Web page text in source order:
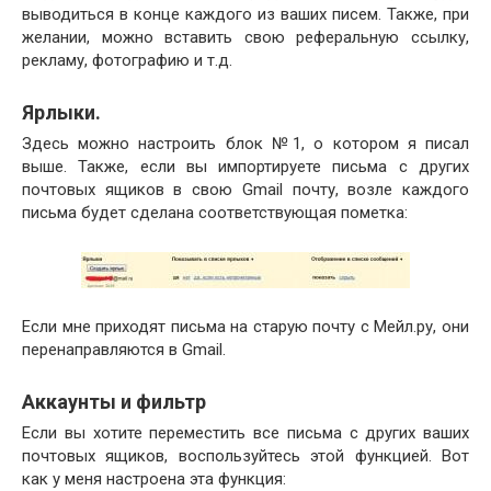
выводиться в конце каждого из ваших писем. Также, при
желании, можно вставить свою реферальную ссылку,
рекламу, фотографию и т.д.
Ярлыки.
Здесь можно настроить блок №1, о котором я писал
выше. Также, если вы импортируете письма с других
почтовых ящиков в свою Gmail почту, возле каждого
письма будет сделана соответствующая пометка:
Если мне приходят письма на старую почту с Мейл.ру, они
перенаправляются в Gmail.
Аккаунты и фильтр
Если вы хотите переместить все письма с других ваших
почтовых ящиков, воспользуйтесь этой функцией. Вот
как у меня настроена эта функция: